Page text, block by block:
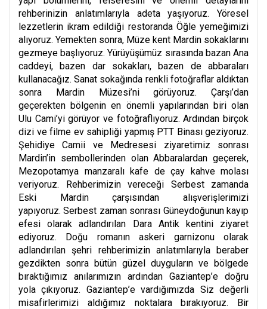
rehberinizin anlatımlarıyla adeta yaşıyoruz. Yöresel
lezzetlerin ikram edildiği restoranda Öğle yemeğimizi
alıyoruz. Yemekten sonra, Müze kent Mardin sokaklarını
gezmeye başlıyoruz. Yürüyüşümüz sırasında bazan Ana
caddeyi, bazen dar sokakları, bazen de abbaraları
kullanacağız. Sanat sokağında renkli fotoğraflar aldıktan
sonra Mardin Müzesi’ni görüyoruz. Çarşı’dan
geçerekten bölgenin en önemli yapılarından biri olan
Ulu Cami’yi görüyor ve fotoğraflıyoruz. Ardından birçok
dizi ve filme ev sahipliği yapmış PTT Binası geziyoruz.
Şehidiye Camii ve Medresesi ziyaretimiz sonrası
Mardin’in sembollerinden olan Abbaralardan geçerek,
Mezopotamya manzaralı kafe de çay kahve molası
veriyoruz. Rehberimizin vereceği Serbest zamanda
Eski Mardin çarşısından alışverişlerimizi
yapıyoruz.Serbest zaman sonrası Güneydoğunun kayıp
efesi olarak adlandırılan Dara Antik kentini ziyaret
ediyoruz. Doğu romanın askeri garnizonu olarak
adlandırılan şehri rehberimizin anlatımlarıyla beraber
gezdikten sonra bütün güzel duyguların ve bölgede
bıraktığımız anılarımızın ardından Gaziantep’e doğru
yola çıkıyoruz. Gaziantep’e vardığımızda Siz değerli
misafirlerimizi aldığımız noktalara bırakıyoruz. Bir